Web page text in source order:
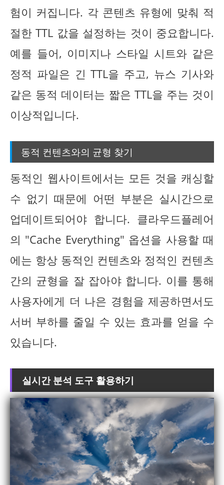
험이 커집니다. 각 콘텐츠 유형에 맞춰 적
절한 TTL 값을 설정하는 것이 중요합니다.
예를 들어, 이미지나 스타일 시트와 같은
정적 파일은 긴 TTL을 주고, 뉴스 기사와
같은 동적 데이터는 짧은 TTL을 주는 것이
이상적입니다.
동적 컨텐츠와의 균형 찾기
동적인 웹사이트에서는 모든 것을 캐싱할
수 없기 때문에 어떤 부분은 실시간으로
업데이트되어야 합니다. 클라우드플레어
의 "Cache Everything" 옵션을 사용할 때
에는 항상 동적인 컨텐츠와 정적인 컨텐츠
간의 균형을 잘 잡아야 합니다. 이를 통해
사용자에게 더 나은 경험을 제공하면서도
서버 부하를 줄일 수 있는 효과를 얻을 수
있습니다.
실시간 분석 도구 활용하기